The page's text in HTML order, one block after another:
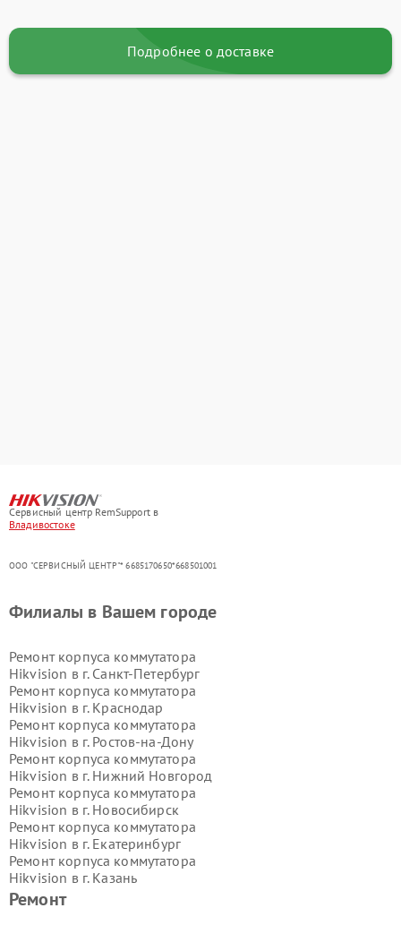
Подробнее о доставке
Сервисный центр RemSupport в
Владивостоке
ООО "СЕРВИСНЫЙ ЦЕНТР"* 6685170650*668501001
Ремонт
Филиалы в Вашем городе
Ремонт корпуса коммутатора
Hikvision в г. Санкт-Петербург
Ремонт корпуса коммутатора
Hikvision в г. Краснодар
Ремонт корпуса коммутатора
Hikvision в г. Ростов-на-Дону
Ремонт корпуса коммутатора
Hikvision в г. Нижний Новгород
Ремонт корпуса коммутатора
Hikvision в г. Новосибирск
Ремонт корпуса коммутатора
Hikvision в г. Екатеринбург
Ремонт корпуса коммутатора
Hikvision в г. Казань
Ремонт корпуса коммутатора